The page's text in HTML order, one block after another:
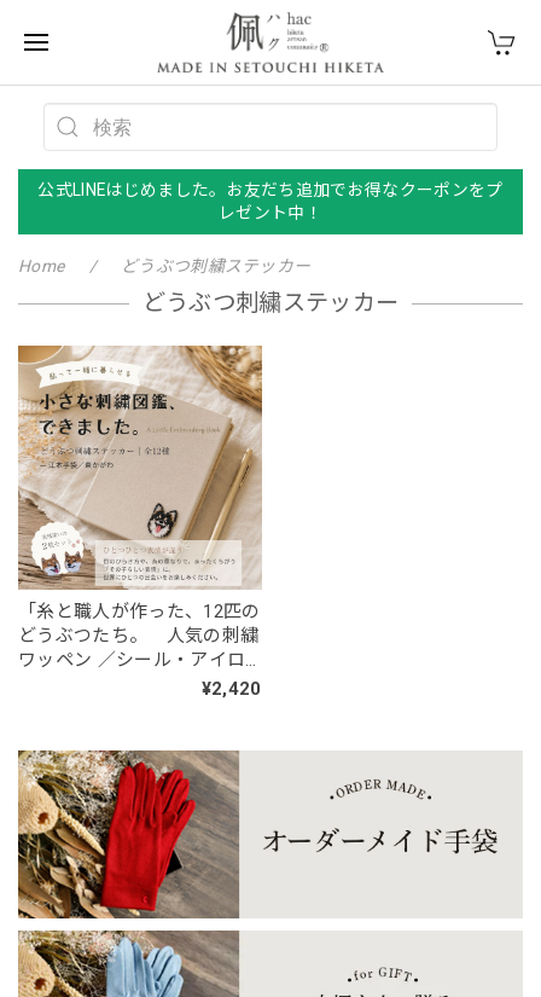
公式LINEはじめました。お友だち追加でお得なクーポンをプ
レゼント中！
Home どうぶつ刺繍ステッカー
どうぶつ刺繍ステッカー
「糸と職人が作った、12匹の
どうぶつたち。 人気の刺繍
ワッペン ／シール・アイロ
¥2,420